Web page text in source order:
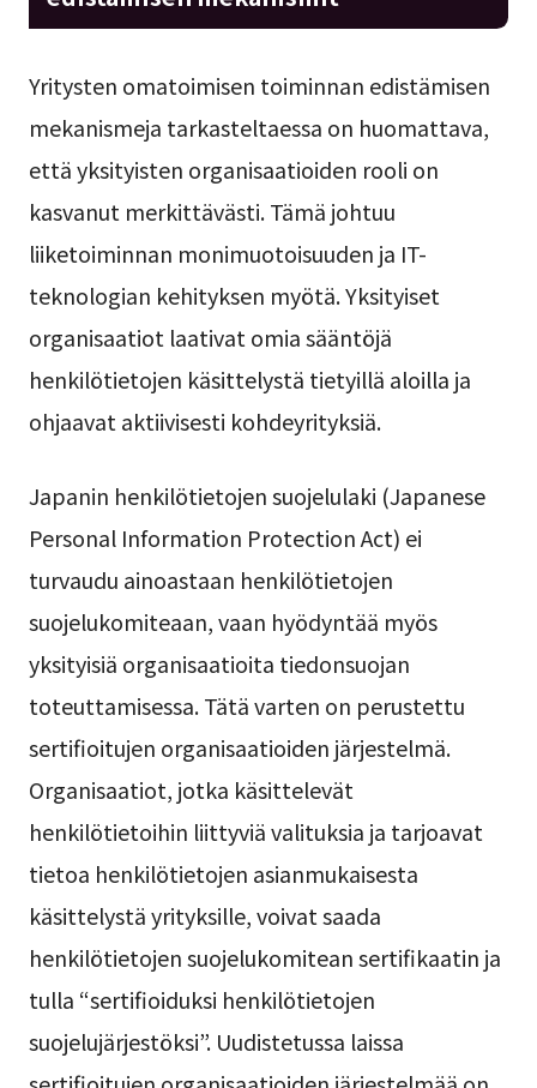
Yritysten omatoimisen toiminnan edistämisen
mekanismeja tarkasteltaessa on huomattava,
että yksityisten organisaatioiden rooli on
kasvanut merkittävästi. Tämä johtuu
liiketoiminnan monimuotoisuuden ja IT-
teknologian kehityksen myötä. Yksityiset
organisaatiot laativat omia sääntöjä
henkilötietojen käsittelystä tietyillä aloilla ja
ohjaavat aktiivisesti kohdeyrityksiä.
Japanin henkilötietojen suojelulaki (Japanese
Personal Information Protection Act) ei
turvaudu ainoastaan henkilötietojen
suojelukomiteaan, vaan hyödyntää myös
yksityisiä organisaatioita tiedonsuojan
toteuttamisessa. Tätä varten on perustettu
sertifioitujen organisaatioiden järjestelmä.
Organisaatiot, jotka käsittelevät
henkilötietoihin liittyviä valituksia ja tarjoavat
tietoa henkilötietojen asianmukaisesta
käsittelystä yrityksille, voivat saada
henkilötietojen suojelukomitean sertifikaatin ja
tulla “sertifioiduksi henkilötietojen
suojelujärjestöksi”. Uudistetussa laissa